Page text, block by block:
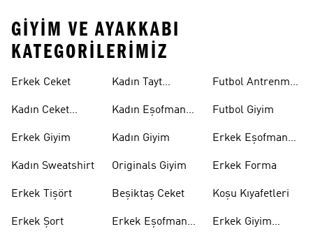
GIYIM VE AYAKKABI
KATEGORILERIMIZ
Erkek Ceket
Kadın Ceket
Erkek Giyim
Kadın Sweatshirt
Erkek Tişört
Erkek Şort
Kadın Tayt
Kadın Eşofman
Kadın Giyim
Originals Giyim
Beşiktaş Ceket
Erkek Eşofman
Futbol Antrenman
Futbol Giyim
Erkek Eşofman
Erkek Forma
Koşu Kıyafetleri
Erkek Giyim